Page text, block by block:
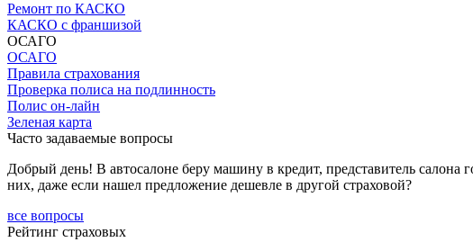
Ремонт по КАСКО
КАСКО с франшизой
ОСАГО
ОСАГО
Правила страхования
Проверка полиса на подлинность
Полис он-лайн
Зеленая карта
Часто задаваемые вопросы
Добрый день! В автосалоне беру машину в кредит, представитель
них, даже если нашел предложение дешевле в другой страховой?
все вопросы
Рейтинг страховых